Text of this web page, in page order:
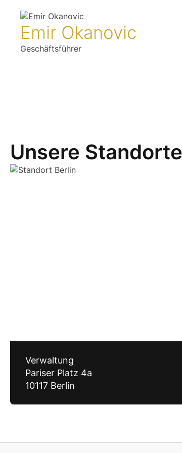
Emir Okanovic
Geschäftsführer
Unsere Standorte
Verwaltung
Pariser Platz 4a
10117 Berlin